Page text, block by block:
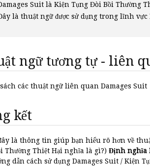
Suit là Kiện Tụng Đòi Bồi Thường
là thuật ngữ được sử dụng trong lĩnh vực
ngữ tương tự - liên
các thuật ngữ liên quan Damages Suit
kết
là thông tin giúp bạn hiểu rõ hơn về
Thường Thiệt Hại nghĩa là gì?) Định nghĩa
dẫn cách sử dụng Damages Suit / Kiện